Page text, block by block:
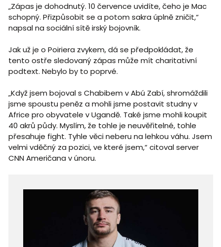
„Zápas je dohodnutý. 10 července uvidíte, čeho je Mac
schopný. Přizpůsobit se a potom sakra úplně zničit,“
napsal na sociální sítě irský bojovník.
Jak už je o Poiriera zvykem, dá se předpokládat, že
tento ostře sledovaný zápas může mít charitativní
podtext. Nebylo by to poprvé.
„Když jsem bojoval s Chabibem v Abú Zabí, shromáždili
jsme spoustu peněz a mohli jsme postavit studny v
Africe pro obyvatele v Ugandě. Také jsme mohli koupit
40 akrů půdy. Myslím, že tohle je neuvěřitelné, tohle
přesahuje fight. Tyhle věci neberu na lehkou váhu. Jsem
velmi vděčný za pozici, ve které jsem,“ citoval server
CNN Američana v únoru.